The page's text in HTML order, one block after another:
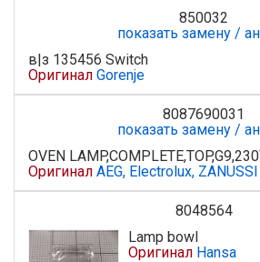
850032
показать замену /
в|з 135456 Switch
Оригинал Gorenje
8087690031
показать замену /
OVEN
Оригинал AEG, Electrolux, ZANUSSI
8048564
Lamp bowl
Оригинал Hansa